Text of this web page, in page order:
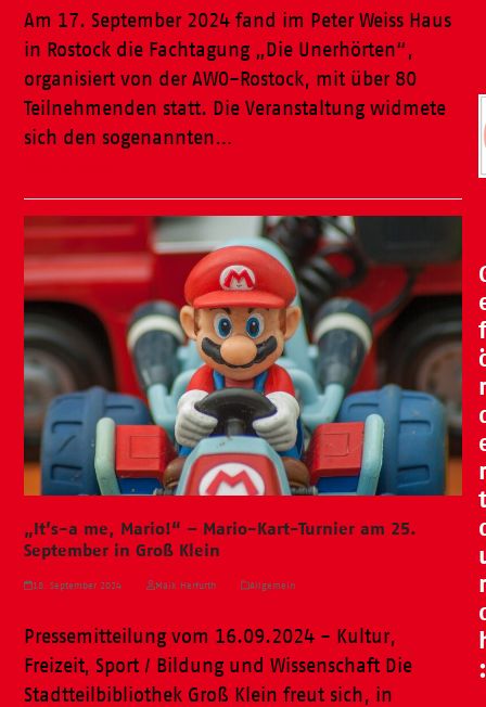
Am 17. September 2024 fand im Peter Weiss Haus
in Rostock die Fachtagung „Die Unerhörten“,
organisiert von der AWO-Rostock, mit über 80
Teilnehmenden statt. Die Veranstaltung widmete
sich den sogenannten…
„It’s-a me, Mario!“ – Mario-Kart-Turnier am 25.
September in Groß Klein
18. September 2024 Maik Herfurth Allgemein
Pressemitteilung vom 16.09.2024 - Kultur,
Freizeit, Sport / Bildung und Wissenschaft Die
Stadtteilbibliothek Groß Klein freut sich, in
f
r
r
t
r
: